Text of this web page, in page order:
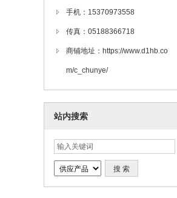
手机：15370973558
传真：05188366718
商铺地址：https://www.d1hb.co
m/c_chunye/
站内搜索